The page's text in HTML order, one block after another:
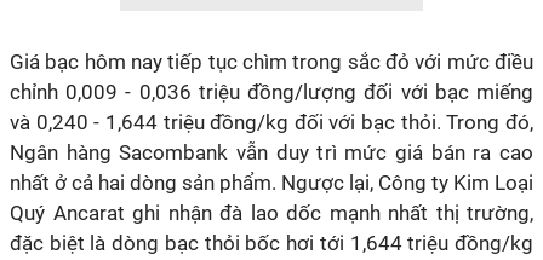
Giá bạc hôm nay tiếp tục chìm trong sắc đỏ với mức điều
chỉnh 0,009 - 0,036 triệu đồng/lượng đối với bạc miếng
và 0,240 - 1,644 triệu đồng/kg đối với bạc thỏi. Trong đó,
Ngân hàng Sacombank vẫn duy trì mức giá bán ra cao
nhất ở cả hai dòng sản phẩm. Ngược lại, Công ty Kim Loại
Quý Ancarat ghi nhận đà lao dốc mạnh nhất thị trường,
đặc biệt là dòng bạc thỏi bốc hơi tới 1,644 triệu đồng/kg